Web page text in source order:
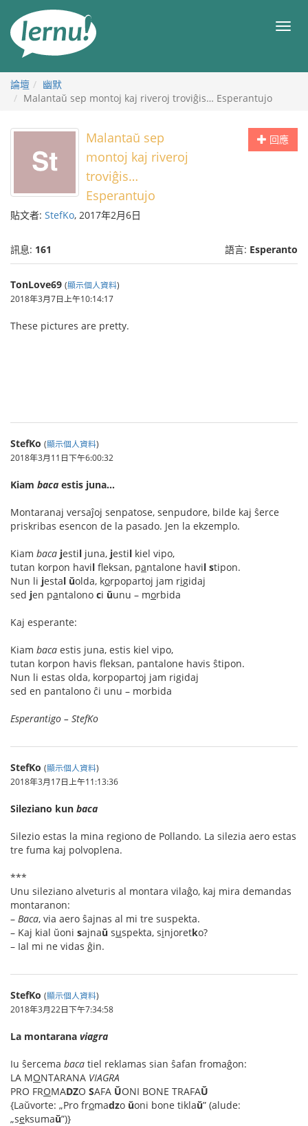
目
論壇
幽默
Malantaŭ sep montoj kaj riveroj troviĝis… Esperantujo
回應
Malantaŭ sep
montoj kaj riveroj
troviĝis…
Esperantujo
貼文者: StefKo, 2017年2月6日
訊息: 161 語言: Esperanto
TonLove69 (顯示個人資料)
2018年3月7日上午10:14:17
These pictures are pretty.
StefKo (顯示個人資料)
2018年3月11日下午6:00:32
Kiam baca estis juna…
Montaranaj versaĵoj senpatose, senpudore, bilde kaj ŝerce
priskribas esencon de la pasado. Jen la ekzemplo.
Kiam baca jestil juna, jestil kiel vipo,
tutan korpon havil fleksan, pantalone havil stipon.
Nun li jestal ŭolda, korpopartoj jam rigidaj
sed jen pantalono ci ŭunu – morbida
Kaj esperante:
Kiam baca estis juna, estis kiel vipo,
tutan korpon havis fleksan, pantalone havis ŝtipon.
Nun li estas olda, korpopartoj jam rigidaj
sed en pantalono ĉi unu – morbida
Esperantigo – StefKo
StefKo (顯示個人資料)
2018年3月17日上午11:13:36
Sileziano kun baca
Silezio estas la mina regiono de Pollando. La silezia aero estas
tre fuma kaj polvoplena.
***
Unu sileziano alveturis al montara vilaĝo, kaj mira demandas
montaranon:
– Baca, via aero ŝajnas al mi tre suspekta.
– Kaj kial ŭoni sajnaŭ suspekta, sinjoretko?
– Ial mi ne vidas ĝin.
StefKo (顯示個人資料)
2018年3月22日下午7:34:58
La montarana viagra
Iu ŝercema baca tiel reklamas sian ŝafan fromaĝon:
LA MONTARANA VIAGRA
PRO FROMADZO SAFA ŬONI BONE TRAFAŬ
{Laŭvorte: „Pro fromadzo ŭoni bone tiklaŭ” (alude:
„seksumaŭ”)}